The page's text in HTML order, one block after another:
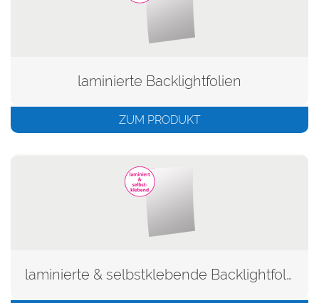
laminierte Backlightfolien
ZUM PRODUKT
laminierte & selbstklebende Backlightfolien